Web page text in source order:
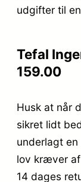
udgifter til
Tefal
159.00
Husk at når
sikret lidt
underlagt
lov kræver
14 dages